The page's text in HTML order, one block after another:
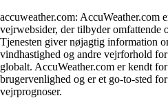
accuweather.com: AccuWeather.com
vejrwebsider, der tilbyder omfattende
Tjenesten giver nøjagtig information
vindhastighed og andre vejrforhold
globalt. AccuWeather.com er kendt
brugervenlighed og er et go-to-sted
vejrprognoser.